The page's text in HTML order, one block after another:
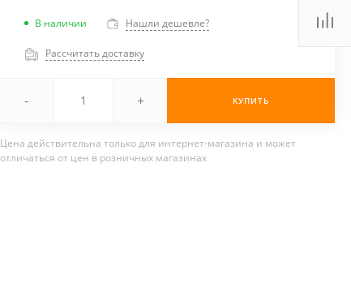
В наличии Нашли дешевле?
Рассчитать доставку
- + КУПИТЬ
Цена действительна только для интернет-магазина и может
отличаться от цен в розничных магазинах